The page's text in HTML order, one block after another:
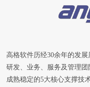
高格软件历经30余年的发
研发、业务、服务及管理
成熟稳定的5大核心支撑技